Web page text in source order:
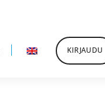
KIRJAUDU